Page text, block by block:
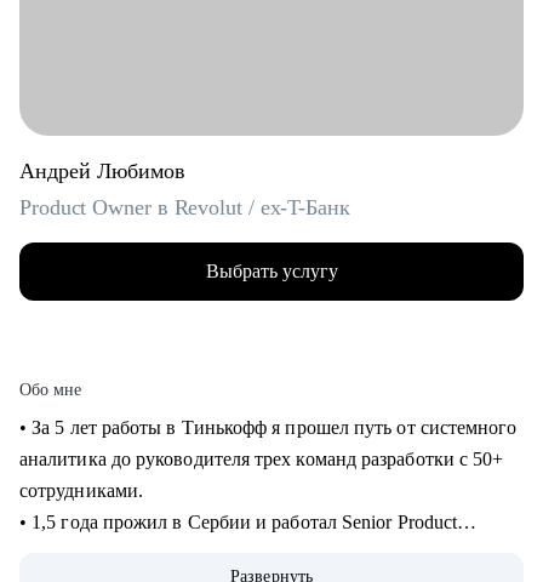
Андрей Любимов
Product Owner в Revolut / ex-T-Банк
Выбрать услугу
Обо мне
• За 5 лет работы в Тинькофф я прошел путь от системного
аналитика до руководителя трех команд разработки с 50+
сотрудниками.
• 1,5 года прожил в Сербии и работал Senior Product
Развернуть